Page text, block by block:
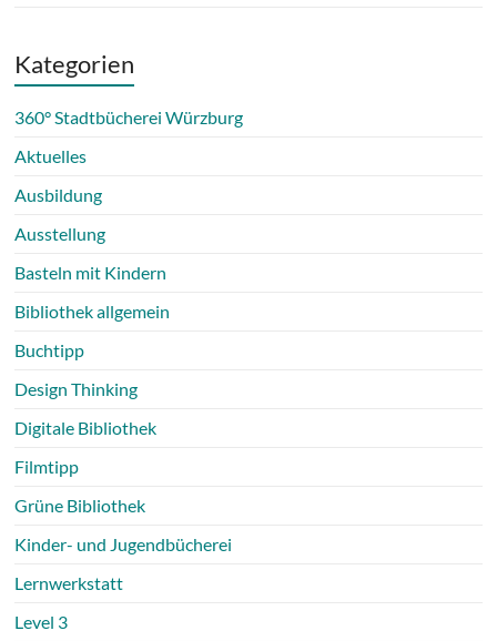
Kategorien
360° Stadtbücherei Würzburg
Aktuelles
Ausbildung
Ausstellung
Basteln mit Kindern
Bibliothek allgemein
Buchtipp
Design Thinking
Digitale Bibliothek
Filmtipp
Grüne Bibliothek
Kinder- und Jugendbücherei
Lernwerkstatt
Level 3